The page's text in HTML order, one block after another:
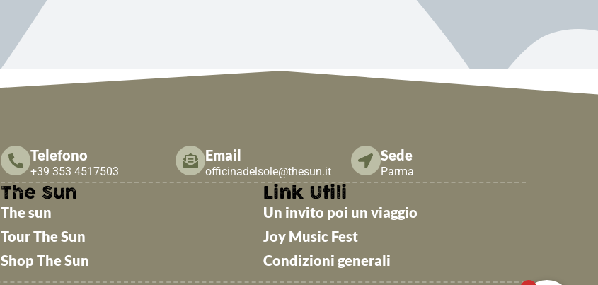
Telefono
+39 353 4517503
Email
officinadelsole@thesun.it
Sede
Parma
The Sun
The sun
Tour The Sun
Shop The Sun
Link Utili
Un invito poi un viaggio
Joy Music Fest
Condizioni generali